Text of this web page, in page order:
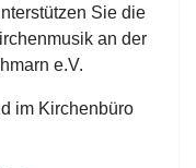
Sie die
an der
e.V.
im Kirchenbüro